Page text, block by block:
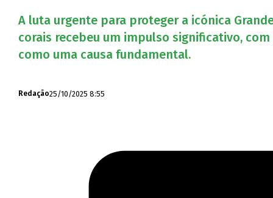
A luta urgente para proteger a icónica
corais recebeu um impulso significativo,
como uma causa fundamental.
Redação25/10/2025 8:55